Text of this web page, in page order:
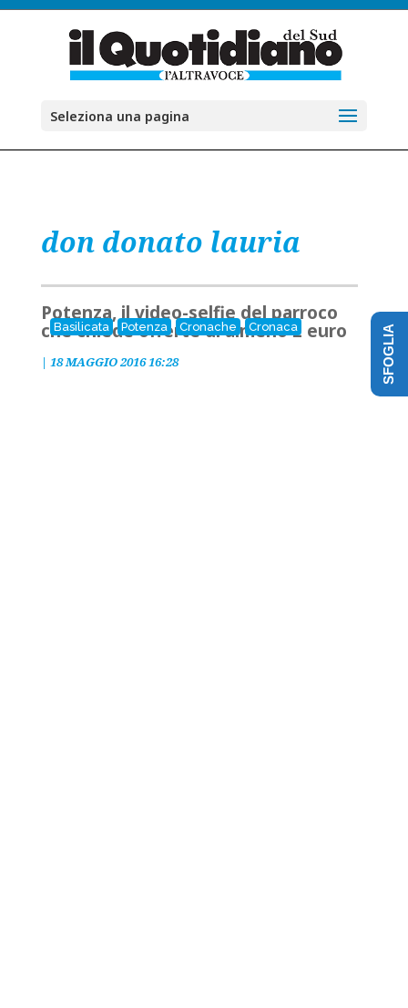
Seleziona una pagina
don donato lauria
Basilicata Potenza Cronache Cronaca
Potenza, il video-selfie del parroco
che chiede offerte di almeno 2 euro
| 18 MAGGIO 2016 16:28 SFOGLIA